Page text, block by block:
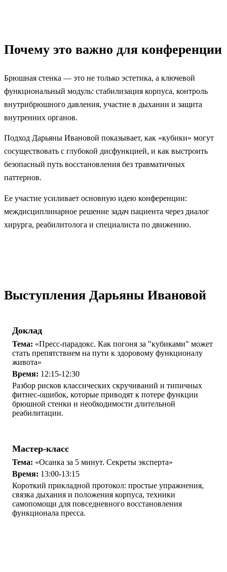
Почему это важно для конференции
Брюшная стенка — это не только эстетика, а ключевой
функциональный модуль: стабилизация корпуса, контроль
внутрибрюшного давления, участие в дыхании и защита
внутренних органов.
Подход Дарьяны Ивановой показывает, как «кубики» могут
сосуществовать с глубокой дисфункцией, и как выстроить
безопасный путь восстановления без травматичных
паттернов.
Ее участие усиливает основную идею конференции:
междисциплинарное решение задач пациента через диалог
хирурга, реабилитолога и специалиста по движению.
Выступления Дарьяны Ивановой
Доклад
Тема: «Пресс-парадокс. Как погоня за "кубиками" может
стать препятствием на пути к здоровому функционалу
живота»
Время: 12:15-12:30
Разбор рисков классических скручиваний и типичных
фитнес-ошибок, которые приводят к потере функции
брюшной стенки и необходимости длительной
реабилитации.
Мастер-класс
Тема: «Осанка за 5 минут. Секреты эксперта»
Время: 13:00-13:15
Короткий прикладной протокол: простые упражнения,
связка дыхания и положения корпуса, техники
самопомощи для повседневного восстановления
функционала пресса.